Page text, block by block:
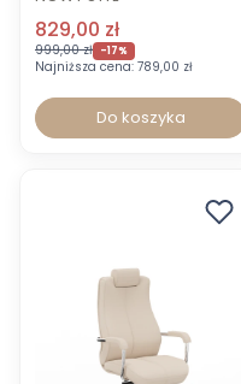
829,00 zł
999,00 zł -17%
Najniższa cena: 789,00 zł
Do koszyka